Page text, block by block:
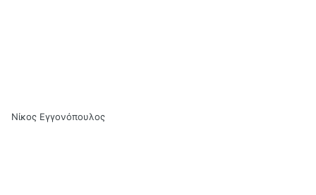
Νίκος Εγγονόπουλος